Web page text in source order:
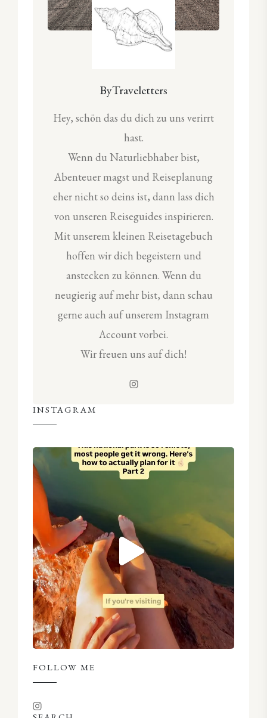
ByTraveletters
Hey, schön das du dich zu uns verirrt
hast.
Wenn du Naturliebhaber bist,
Abenteuer magst und Reiseplanung
eher nicht so deins ist, dann lass dich
von unseren Reiseguides inspirieren.
Mit unserem kleinen Reisetagebuch
hoffen wir dich begeistern und
anstecken zu können. Wenn du
neugierig auf mehr bist, dann schau
gerne auch auf unserem Instagram
Account vorbei.
Wir freuen uns auf dich!
INSTAGRAM
FOLLOW ME